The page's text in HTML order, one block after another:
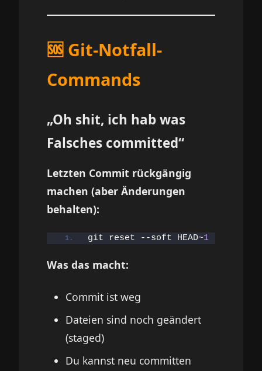
🆘 Git-Notfall-
Commands
„Oh shit, ich hab was
Falsches committed“
Letzten Commit rückgängig
machen (aber Änderungen
behalten):
git reset --soft HEAD~1
Was das macht:
Commit ist weg
Dateien sind noch geändert
(staged)
Du kannst neu committen